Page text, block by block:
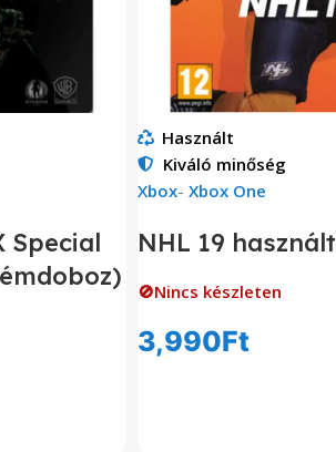
Special
Használt
Kiváló minőség
Xbox- Xbox One
NHL 19 használt
🚫Nincs készleten
3,990Ft